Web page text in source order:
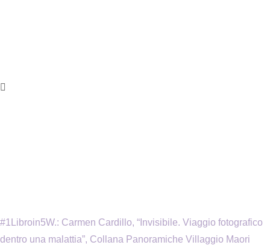
#1Libroin5W.: Carmen Cardillo, “Invisibile. Viaggio fotografico
dentro una malattia”, Collana Panoramiche Villaggio Maori